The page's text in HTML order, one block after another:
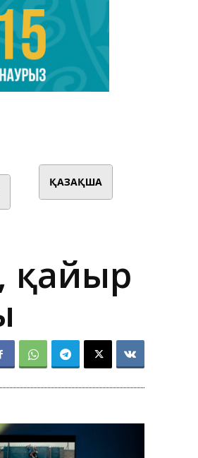
ҚАЗАҚША
қайыр